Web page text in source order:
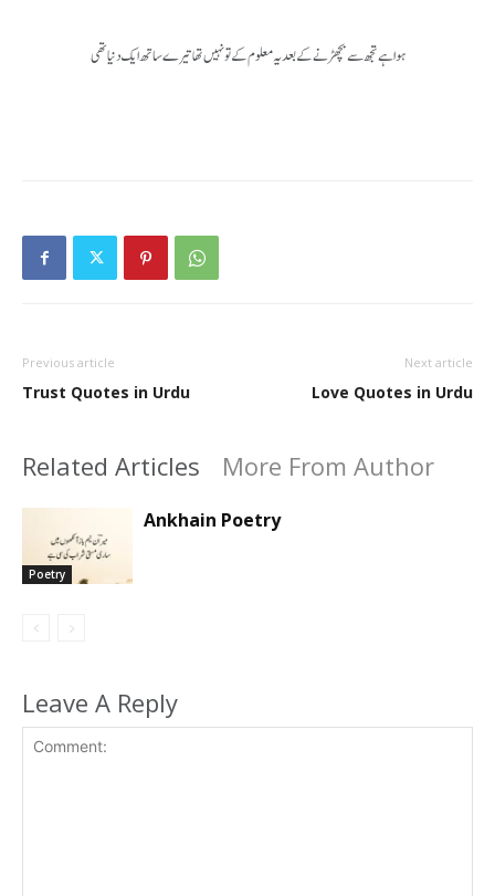
ہوا ہے تجھ سے بچھڑنے کے بعد یہ معلوم کے تو نہیں تھا تیرے ساتھ ایک دنیا تھی
Previous article
Trust Quotes in Urdu
Next article
Love Quotes in Urdu
Related Articles More From Author
Poetry
Ankhain Poetry
Leave A Reply